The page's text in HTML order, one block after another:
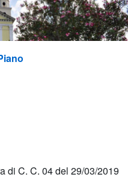
di C. C. 04 del 29/03/2019